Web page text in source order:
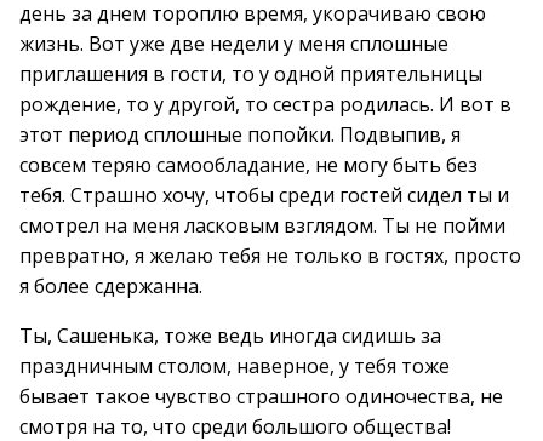
день за днем тороплю время, укорачиваю свою
жизнь. Вот уже две недели у меня сплошные
приглашения в гости, то у одной приятельницы
рождение, то у другой, то сестра родилась. И вот в
этот период сплошные попойки. Подвыпив, я
совсем теряю самообладание, не могу быть без
тебя. Страшно хочу, чтобы среди гостей сидел ты и
смотрел на меня ласковым взглядом. Ты не пойми
превратно, я желаю тебя не только в гостях, просто
я более сдержанна.
Ты, Сашенька, тоже ведь иногда сидишь за
праздничным столом, наверное, у тебя тоже
бывает такое чувство страшного одиночества, не
смотря на то, что среди большого общества!